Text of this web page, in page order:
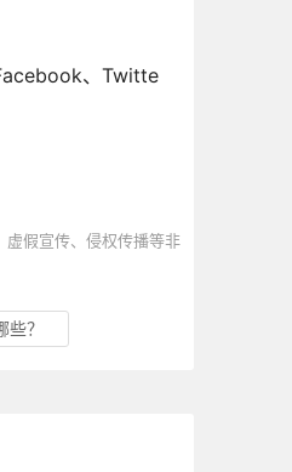
、Twitte
假宣传、侵权传播等非
？